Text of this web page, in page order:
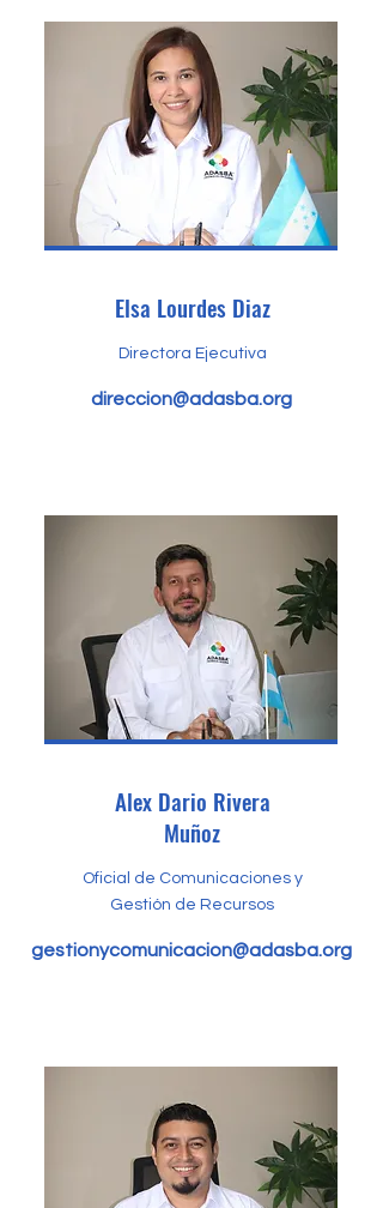
Elsa Lourdes Diaz
Directora Ejecutiva
direccion@adasba.org
Alex Dario Rivera
Muñoz
Oficial de Comunicaciones y
Gestión de Recursos
gestionycomunicacion@adasba.org